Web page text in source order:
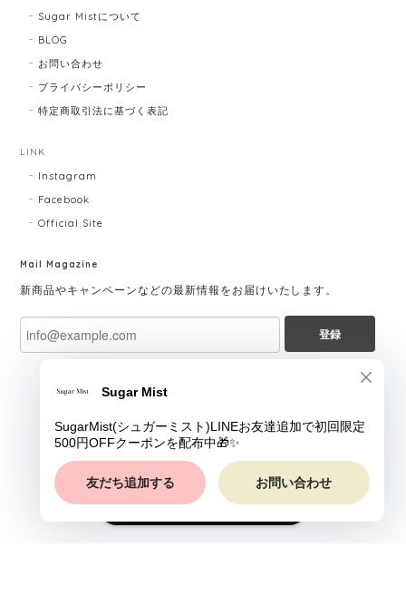
Sugar Mistについて
BLOG
お問い合わせ
プライバシーポリシー
特定商取引法に基づく表記
LINK
Instagram
Facebook
Official Site
Mail Magazine
新商品やキャンペーンなどの最新情報をお届けいたします。
登録
ショップに質問する